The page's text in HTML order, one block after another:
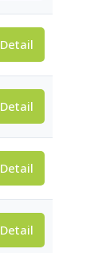
Detail
Detail
Detail
Detail